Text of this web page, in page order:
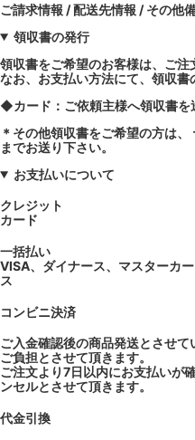
ご請求情報 / 配送先情報 / その他
領収書の発行
領収書をご希望のお客様は、ご注
なお、お支払い方法にて、領収書
◆カード：ご依頼主様へ領収書を
＊その他領収書をご希望の方は
までお送り下さい。
お支払いについて
クレジット
カード
一括払い
VISA、ダイナース、マスターカ
ス
コンビニ決済
ご入金確認後の商品発送とさせ
ご負担とさせて頂きます。
ご注文より7日以内にお支払いが
ンセルとさせて頂きます。
代金引換